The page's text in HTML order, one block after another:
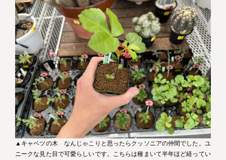
▲キャベツの木 なんじゃこりと思ったらクッソニアの仲間でした。ユ
ニークな見た目で可愛らしいです。こちらは種まいて半年ほど経ってい